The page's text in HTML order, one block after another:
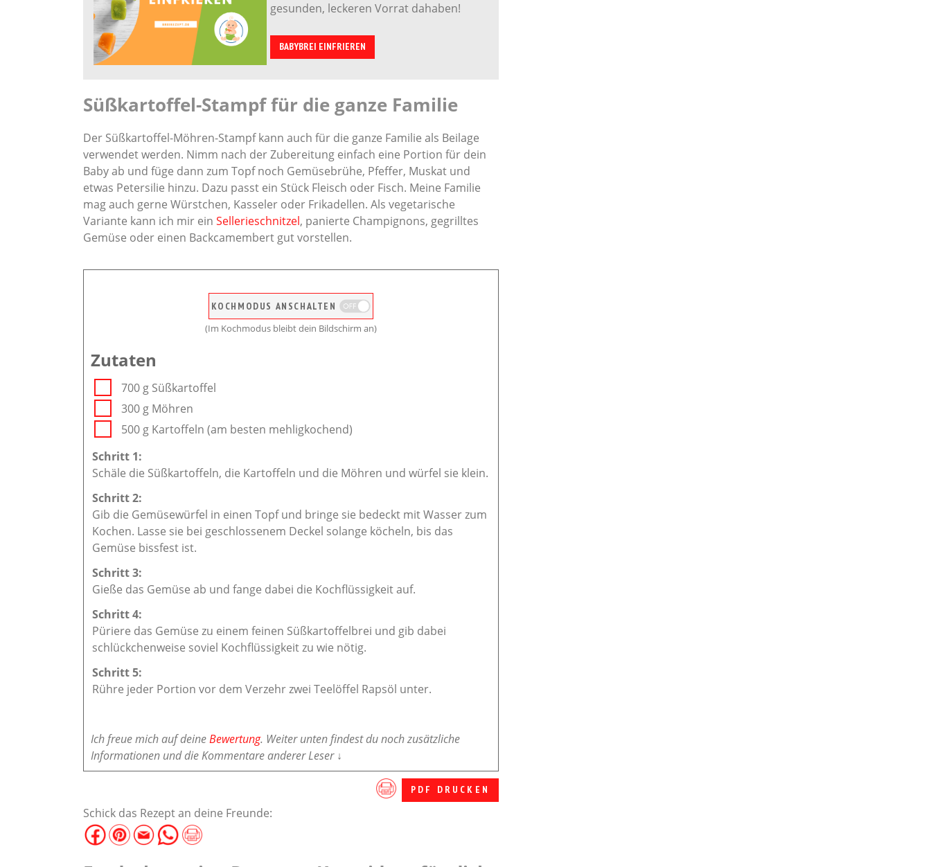
gesunden, leckeren Vorrat dahaben!
BABYBREI EINFRIEREN
Süßkartoffel-Stampf für die ganze Familie
Der Süßkartoffel-Möhren-Stampf kann auch für die ganze Familie als Beilage
verwendet werden. Nimm nach der Zubereitung einfach eine Portion für dein
Baby ab und füge dann zum Topf noch Gemüsebrühe, Pfeffer, Muskat und
etwas Petersilie hinzu. Dazu passt ein Stück Fleisch oder Fisch. Meine Familie
mag auch gerne Würstchen, Kasseler oder Frikadellen. Als vegetarische
Variante kann ich mir ein Sellerieschnitzel, panierte Champignons, gegrilltes
Gemüse oder einen Backcamembert gut vorstellen.
KOCHMODUS ANSCHALTEN
(Im Kochmodus bleibt dein Bildschirm an)
Zutaten
700 g Süßkartoffel
300 g Möhren
500 g Kartoffeln (am besten mehligkochend)
Schäle die Süßkartoffeln, die Kartoffeln und die Möhren und würfel sie klein.
Gib die Gemüsewürfel in einen Topf und bringe sie bedeckt mit Wasser zum
Kochen. Lasse sie bei geschlossenem Deckel solange köcheln, bis das
Gemüse bissfest ist.
Gieße das Gemüse ab und fange dabei die Kochflüssigkeit auf.
Püriere das Gemüse zu einem feinen Süßkartoffelbrei und gib dabei
schlückchenweise soviel Kochflüssigkeit zu wie nötig.
Rühre jeder Portion vor dem Verzehr zwei Teelöffel Rapsöl unter.
Ich freue mich auf deineBewertung. Weiter unten findest du noch zusätzliche
Informationen und die Kommentare anderer Leser ↓
PDF DRUCKEN
Schick das Rezept an deine Freunde: